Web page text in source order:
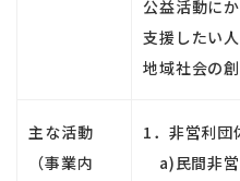
公益活動に
支援したい
地域社会の
主な活動
（事業内
1．非営利団
a)民間非営